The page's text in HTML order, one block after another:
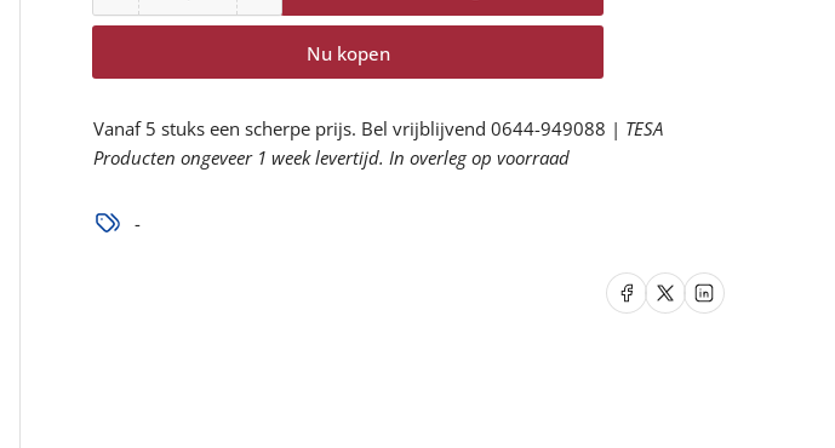
voor
Evo
Cargo
verlagen
voor
77445
Evo
Cargo
Nu kopen
Vanaf 5 stuks een scherpe prijs. Bel vrijblijvend 0644-949088 | TESA
Producten ongeveer 1 week levertijd. In overleg op voorraad
-
Delen op Facebook
Delen op X Delen op LinkedIn